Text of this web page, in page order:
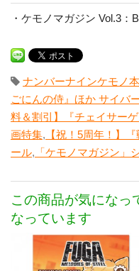
・ケモノマガジン Vol.3
ナンバーナインケモノ本
ごにんの侍』ほか サイバ
料＆割引】『チェイサー
画特集, 【祝！5周年！】
ール, 「ケモノマガジン」
この商品が気になっ
なっています